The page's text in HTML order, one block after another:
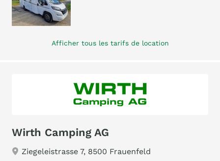
Afficher tous les tarifs de location
Wirth Camping AG
Ziegeleistrasse 7, 8500 Frauenfeld